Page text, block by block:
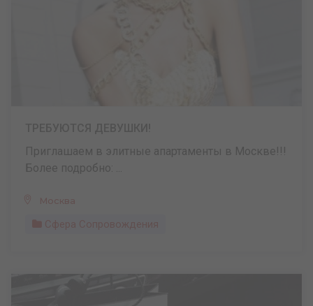
Приглашаем в элитные апартаменты в Москве!!!
Более подробно: ...
Москва
Сфера Сопровождения